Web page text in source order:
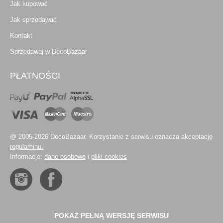
Jak kupować
Jak sprzedawać
Kontakt
Sprzedawaj w DecoBazaar
PŁATNOŚCI
@ 2005-2026 DecoBazaar. Korzystanie z serwisu oznacza akceptację
regulaminu.
Informacje: dane osobowe i pliki cookies
POKAŻ PEŁNĄ WERSJĘ SERWISU